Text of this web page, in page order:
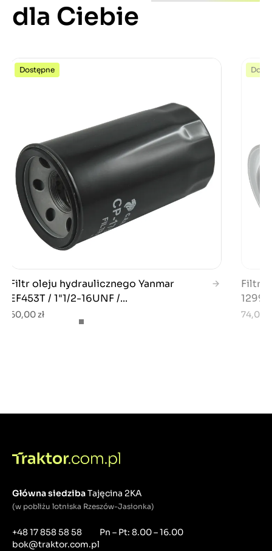
dla Ciebie
Dostępne
Filtr oleju hydraulicznego Yanmar
EF453T / 1"1/2-16UNF /...
60,00 zł
Filtr
74,00
Główna siedzibaTajęcina 2KA
(w pobliżu lotniska Rzeszów-Jasionka)
+48 17 858 58 58
bok@traktor.com.pl
Pn – Pt: 8.00 – 16.00